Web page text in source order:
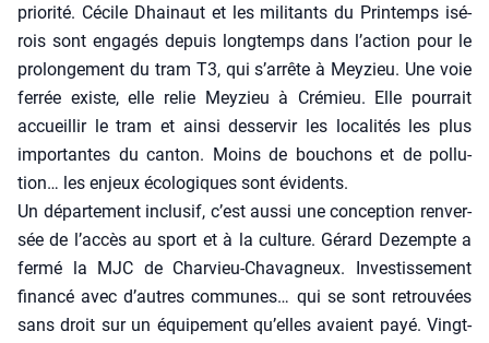
prio­ri­té. Cécile Dhai­naut et les mili­tants du Prin­temps isé­
rois sont enga­gés depuis long­temps dans l’action pour le
pro­lon­ge­ment du tram T3, qui s’arrête à Mey­zieu. Une voie
fer­rée existe, elle relie Mey­zieu à Cré­mieu. Elle pour­rait
accueillir le tram et ain­si des­ser­vir les loca­li­tés les plus
impor­tantes du can­ton. Moins de bou­chons et de pol­lu­
tion… les enjeux éco­lo­giques sont évi­dents.
Un dépar­te­ment inclu­sif, c’est aus­si une concep­tion ren­ver­
sée de l’accès au sport et à la culture. Gérard Dezempte a
fer­mé la MJC de Char­vieu-Cha­va­gneux. Inves­tis­se­ment
finan­cé avec d’autres com­munes… qui se sont retrou­vées
sans droit sur un équi­pe­ment qu’elles avaient payé. Vingt-